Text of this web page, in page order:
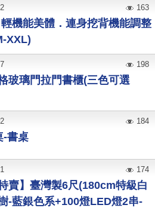
輕機能美體．連身挖背機能調整
XXL)
163
玻璃門拉門書櫃(三色可選
198
-書桌
184
賣】臺灣製6尺(180cm特級白
-藍銀色系+100燈LED燈2串-
174